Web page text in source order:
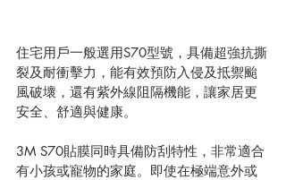
住宅用戶一般選用S70型號，具備超強抗撕
裂及耐衝擊力，能有效預防入侵及抵禦颱
風破壞，還有紫外線阻隔機能，讓家居更
安全、舒適與健康。
3M S70貼膜同時具備防刮特性，非常適合
有小孩或寵物的家庭。即使在極端意外或